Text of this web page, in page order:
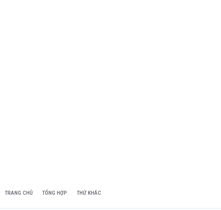
TRANG CHỦ TỔNG HỢP THỨ KHÁC